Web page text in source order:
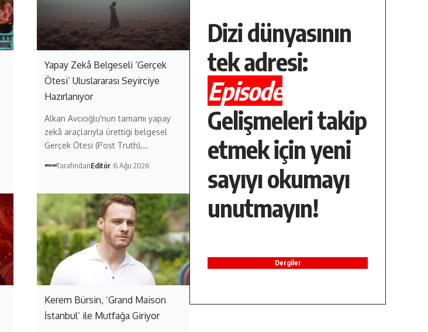
Yapay Zekâ Belgeseli ‘Gerçek
Ötesi’ Uluslararası Seyirciye
Hazırlanıyor
Alkan Avcıoğlu'nun tamamı yapay
zekâ araçlarıyla ürettiği belgesel
Gerçek Ötesi (Post Truth),…
TarafındanEditör 6 Ağu 2026
Kerem Bürsin, ‘Grand Maison
İstanbul’ ile Mutfağa Giriyor
Dizi dünyasının
tek adresi:
Episode
Gelişmeleri takip
etmek için yeni
sayıyı okumayı
unutmayın!
Dergiler